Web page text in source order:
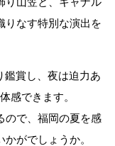
りなす特別な演出を
鑑賞し、夜は迫力あ
感できます。
ので、福岡の夏を感
がでしょうか。